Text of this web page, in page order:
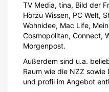
TV Media, tina, Bild der
Hörzu Wissen, PC Welt,
Wohnidee, Mac Life,
Cosmopolitan, Connect,
Morgenpost.
Außerdem sind u.a.
Raum wie die NZZ sowie
und profil im Angebot